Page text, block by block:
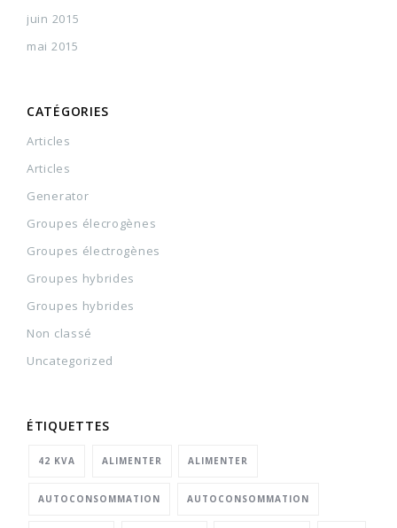
juin 2015
mai 2015
CATÉGORIES
Articles
Articles
Generator
Groupes élecrogènes
Groupes électrogènes
Groupes hybrides
Groupes hybrides
Non classé
Uncategorized
ÉTIQUETTES
42 KVA ALIMENTER ALIMENTER
AUTOCONSOMMATION AUTOCONSOMMATION